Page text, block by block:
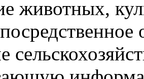
животных,